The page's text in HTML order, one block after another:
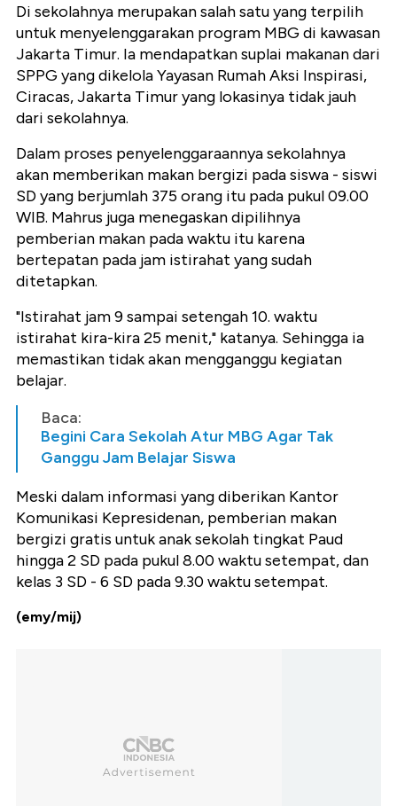
Di sekolahnya merupakan salah satu yang terpilih
untuk menyelenggarakan program MBG di kawasan
Jakarta Timur. Ia mendapatkan suplai makanan dari
SPPG yang dikelola Yayasan Rumah Aksi Inspirasi,
Ciracas, Jakarta Timur yang lokasinya tidak jauh
dari sekolahnya.
Dalam proses penyelenggaraannya sekolahnya
akan memberikan makan bergizi pada siswa - siswi
SD yang berjumlah 375 orang itu pada pukul 09.00
WIB. Mahrus juga menegaskan dipilihnya
pemberian makan pada waktu itu karena
bertepatan pada jam istirahat yang sudah
ditetapkan.
"Istirahat jam 9 sampai setengah 10. waktu
istirahat kira-kira 25 menit," katanya. Sehingga ia
memastikan tidak akan mengganggu kegiatan
belajar.
Baca:
Begini Cara Sekolah Atur MBG Agar Tak
Ganggu Jam Belajar Siswa
Meski dalam informasi yang diberikan Kantor
Komunikasi Kepresidenan, pemberian makan
bergizi gratis untuk anak sekolah tingkat Paud
hingga 2 SD pada pukul 8.00 waktu setempat, dan
kelas 3 SD - 6 SD pada 9.30 waktu setempat.
(emy/mij)